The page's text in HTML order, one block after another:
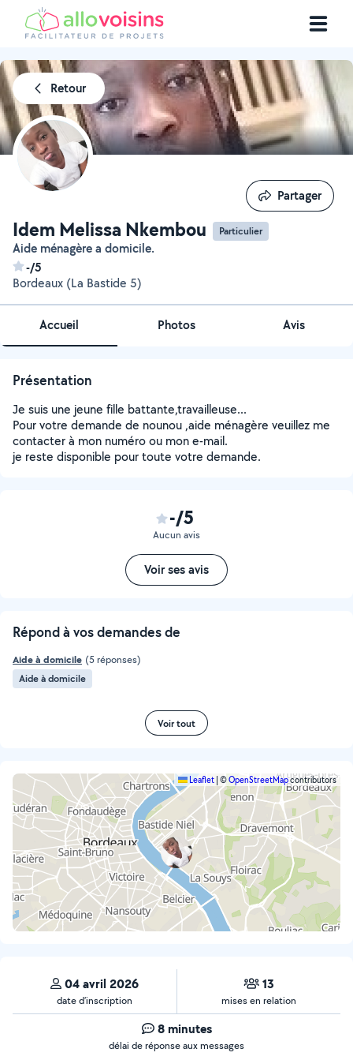
Retour
Idem Melissa Nkembou Particulier
Aide ménagère a domicile.
-/5
Bordeaux (La Bastide 5)
Partager
Partager
Accueil Photos Avis
Présentation
Je suis une jeune fille battante,travailleuse...
Pour votre demande de nounou ,aide ménagère veuillez me
contacter à mon numéro ou mon e-mail.
je reste disponible pour toute votre demande.
-/5
Aucun avis
Voir ses avis
Répond à vos demandes de
Aide à domicile (5 réponses)
Aide à domicile
Voir tout
Leaflet ©OpenStreetMapcontributors
04 avril 2026
date d’inscription
13
mises en relation
8 minutes
délai de réponse aux messages